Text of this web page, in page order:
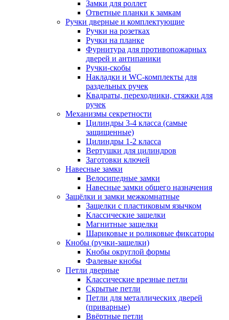
Замки для роллет
Ответные планки к замкам
Ручки дверные и комплектующие
Ручки на розетках
Ручки на планке
Фурнитура для противопожарных
дверей и антипаники
Ручки-скобы
Накладки и WC-комплекты для
раздельных ручек
Квадраты, переходники, стяжки для
ручек
Механизмы секретности
Цилиндры 3-4 класса (самые
защищенные)
Цилиндры 1-2 класса
Вертушки для цилиндров
Заготовки ключей
Навесные замки
Велосипедные замки
Навесные замки общего назначения
Защёлки и замки межкомнатные
Защелки с пластиковым язычком
Классические защелки
Магнитные защелки
Шариковые и роликовые фиксаторы
Кнобы (ручки-защелки)
Кнобы округлой формы
Фалевые кнобы
Петли дверные
Классические врезные петли
Скрытые петли
Петли для металлических дверей
(приварные)
Ввёртные петли